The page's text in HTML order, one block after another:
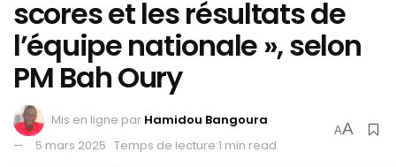
scores et les résultats de
l’équipe nationale », selon
PM Bah Oury
Mis en ligne par Hamidou Bangoura
5 mars 2025 Temps de lecture:1 min read
AA